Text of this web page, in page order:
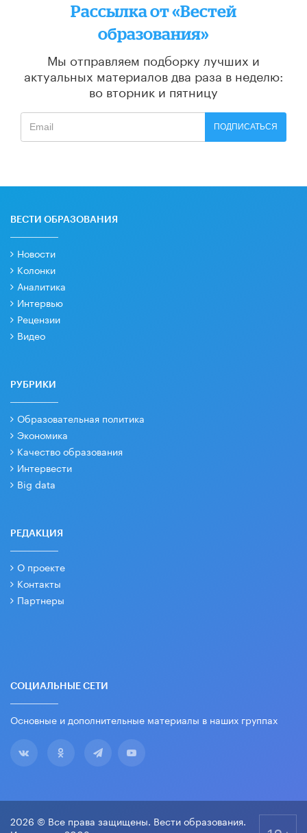
Рассылка от «Вестей
образования»
Мы отправляем подборку лучших и
актуальных материалов два раза в неделю:
во вторник и пятницу
ПОДПИСАТЬСЯ
ВЕСТИ ОБРАЗОВАНИЯ
Новости
Колонки
Аналитика
Интервью
Рецензии
Видео
РУБРИКИ
Образовательная политика
Экономика
Качество образования
Интервести
Big data
РЕДАКЦИЯ
О проекте
Контакты
Партнеры
СОЦИАЛЬНЫЕ СЕТИ
Основные и дополнительные материалы в наших группах
2026 © Все права защищены. Вести образования.